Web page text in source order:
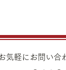
とさ
）
気軽にお問い合